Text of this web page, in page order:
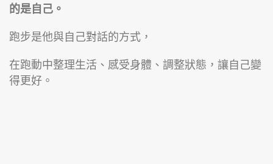
的是自己。
跑步是他與自己對話的方式，
在跑動中整理生活、感受身體、調整狀態，讓自己變
得更好。